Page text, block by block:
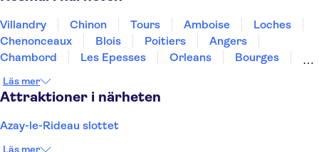
Villandry Chinon Tours Amboise
Loches
Chenonceaux
Blois Poitiers
Angers
Chambord
Les Epesses Orleans
Bourges
Läs mer
Attraktioner i närheten
Azay-le-Rideau slottet
Läs mer